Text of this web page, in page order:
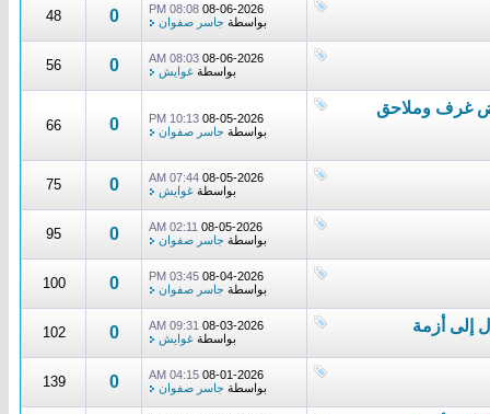
08-06-2026
08:08 PM
بواسطة جاسر صفوان 0
48
08-06-2026
08:03 AM
بواسطة غوايش 0
56
بورد الرياض غرف وملاحق
08-05-2026
10:13 PM
بواسطة جاسر صفوان 0
66
08-05-2026
07:44 AM
بواسطة غوايش 0
75
08-05-2026
02:11 AM
بواسطة جاسر صفوان 0
95
08-04-2026
03:45 PM
بواسطة جاسر صفوان 0
100
إلى أزمة 08-03-2026
09:31 AM
بواسطة غوايش 0
102
08-01-2026
04:15 AM
بواسطة جاسر صفوان 0
139